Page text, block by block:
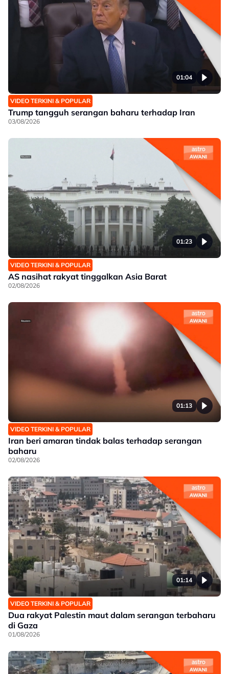
01:04
VIDEO TERKINI & POPULAR
Trump tangguh serangan baharu terhadap Iran
03/08/2026
01:23
VIDEO TERKINI & POPULAR
AS nasihat rakyat tinggalkan Asia Barat
02/08/2026
01:13
VIDEO TERKINI & POPULAR
Iran beri amaran tindak balas terhadap serangan
baharu
02/08/2026
01:14
VIDEO TERKINI & POPULAR
Dua rakyat Palestin maut dalam serangan terbaharu
di Gaza
01/08/2026